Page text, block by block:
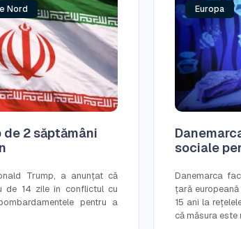
Nord
2 săptămâni
Trump, a anunțat că
de 14 zile în conflictul cu
pentru a
Europa
sociale
Danemarca
țară
15 ani la
că măsura este